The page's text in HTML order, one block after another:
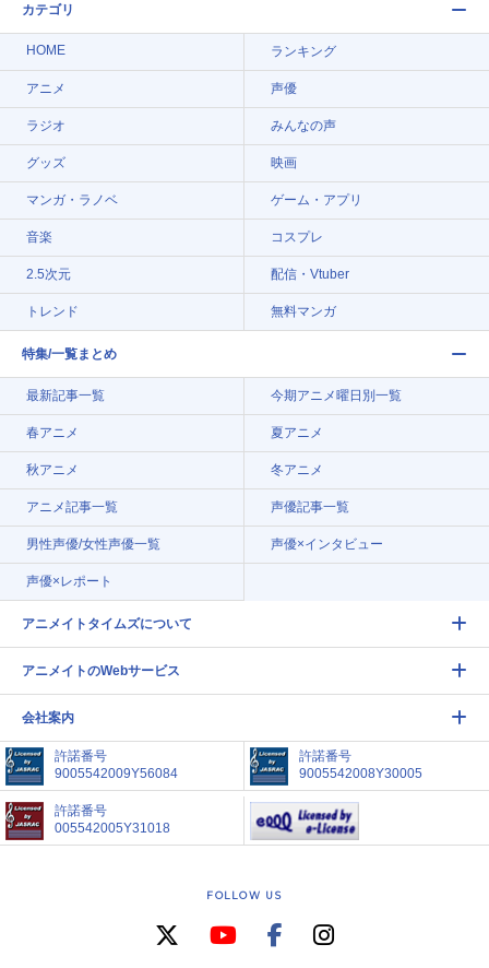
カテゴリ
HOME ランキング
アニメ 声優
ラジオ みんなの声
グッズ 映画
マンガ・ラノベ ゲーム・アプリ
音楽 コスプレ
2.5次元 配信・Vtuber
トレンド 無料マンガ
特集/一覧まとめ
最新記事一覧 今期アニメ曜日別一覧
春アニメ 夏アニメ
秋アニメ 冬アニメ
アニメ記事一覧 声優記事一覧
男性声優/女性声優一覧 声優×インタビュー
声優×レポート
アニメイトタイムズについて
アニメイトのWebサービス
会社案内
許諾番号
9005542009Y56084
許諾番号
9005542008Y30005
許諾番号
005542005Y31018
FOLLOW US